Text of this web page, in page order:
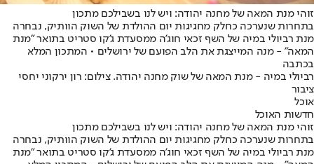
זוהי מנת המאה של מחנה יהודה: ויש לנו בשבילכם מתכון
בתחרות שנערכה כחלק מחגיגות יום ההולדת של השוק הוותיק, נבחרה
מנת רביולי במיה של השף זכאי חוג'ה ממסעדת ג'קו סטריט בתואר "מנת
המאה" - מנה המייצגת את הלב הפועם של ירושלים • המתכון המלא
בכתבה
רביולי במיה - מנת המאה של שוק מחנה יהודה. צילום: רון ירקוני יחסי
ציבור
אוכל
חדשות האוכל
זוהי מנת המאה של מחנה יהודה: ויש לנו בשבילכם מתכון
בתחרות שנערכה כחלק מחגיגות יום ההולדת של השוק הוותיק, נבחרה
מנת רביולי במיה של השף זכאי חוג'ה ממסעדת ג'קו סטריט בתואר "מנת